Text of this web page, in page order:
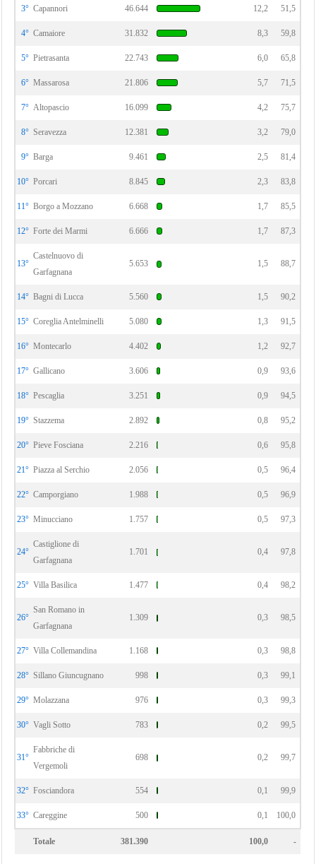
3° Capannori 46.644 12,2 51,5
4° Camaiore 31.832 8,3 59,8
5° Pietrasanta 22.743 6,0 65,8
6° Massarosa 21.806 5,7 71,5
7° Altopascio 16.099 4,2 75,7
8° Seravezza 12.381 3,2 79,0
9° Barga 9.461 2,5 81,4
10° Porcari 8.845 2,3 83,8
11° Borgo a Mozzano 6.668 1,7 85,5
12° Forte dei Marmi 6.666 1,7 87,3
13°
Castelnuovo di
Garfagnana
5.653 1,5 88,7
14° Bagni di Lucca 5.560 1,5 90,2
15° Coreglia Antelminelli 5.080 1,3 91,5
16° Montecarlo 4.402 1,2 92,7
17° Gallicano 3.606 0,9 93,6
18° Pescaglia 3.251 0,9 94,5
19° Stazzema 2.892 0,8 95,2
20° Pieve Fosciana 2.216 0,6 95,8
21° Piazza al Serchio 2.056 0,5 96,4
22° Camporgiano 1.988 0,5 96,9
23° Minucciano 1.757 0,5 97,3
24°
Castiglione di
Garfagnana
1.701 0,4 97,8
25° Villa Basilica 1.477 0,4 98,2
26°
San Romano in
Garfagnana
1.309 0,3 98,5
27° Villa Collemandina 1.168 0,3 98,8
28° Sillano Giuncugnano 998 0,3 99,1
29° Molazzana 976 0,3 99,3
30° Vagli Sotto 783 0,2 99,5
31°
Fabbriche di
Vergemoli
698 0,2 99,7
32° Fosciandora 554 0,1 99,9
33° Careggine 500 0,1 100,0
Totale 381.390 100,0 -